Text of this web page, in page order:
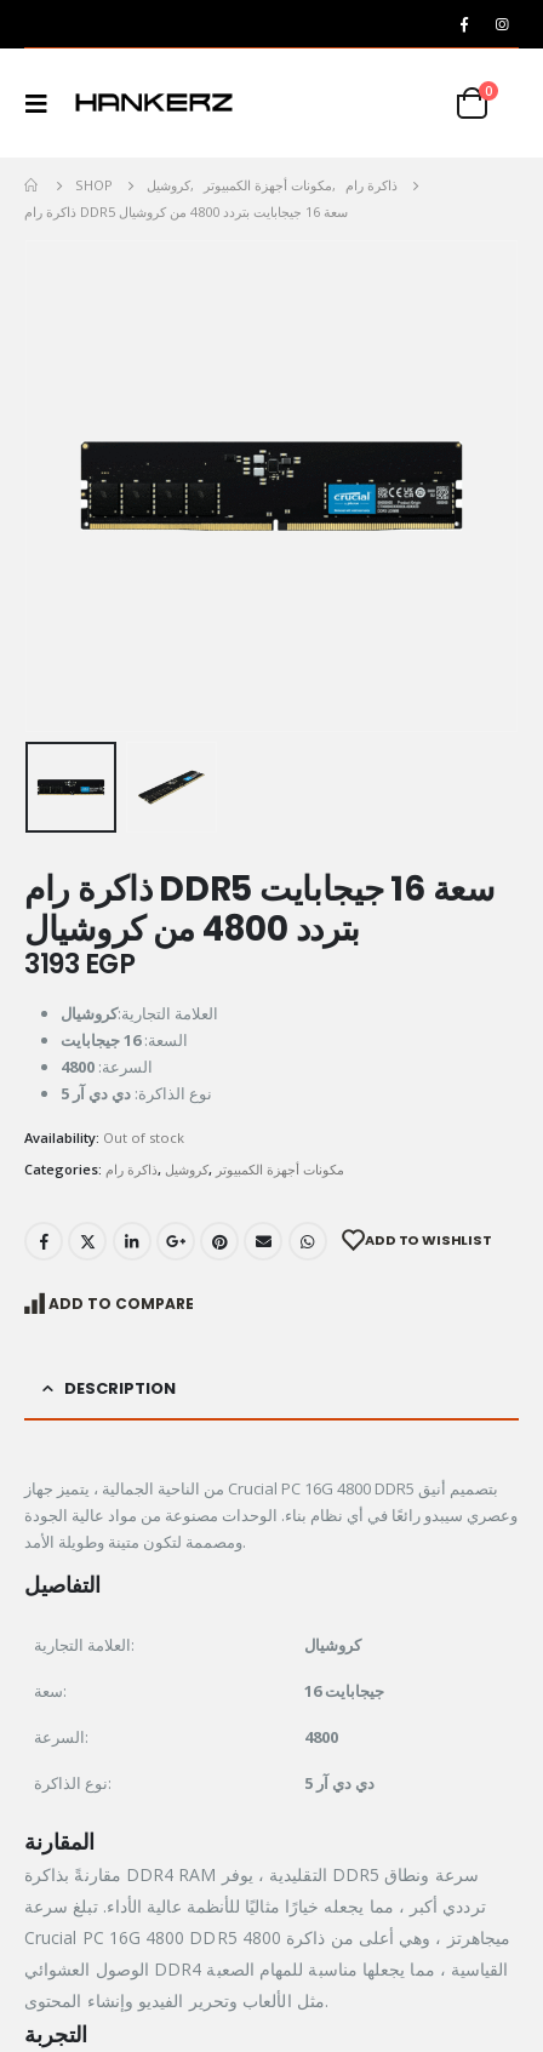
0
SHOP كروشيل, مكونات أجهزة الكمبيوتر,
ذاكرة رام
ذاكرة رام DDR5 سعة 16 جيجابايت بتردد 4800 من كروشيال
ذاكرة رام DDR5 سعة 16 جيجابايت
بتردد 4800 من كروشيال
3193 EGP
العلامة التجارية:كروشيال
السعة:16 جيجابايت
السرعة:4800
نوع الذاكرة: دي دي آر 5
Availability: Out of stock
Categories: ذاكرة رام, كروشيل, مكونات أجهزة الكمبيوتر
ADD TO WISHLIST
ADD TO COMPARE
DESCRIPTION
من الناحية الجمالية ، يتميز جهاز Crucial PC 16G 4800 DDR5 بتصميم أنيق
وعصري سيبدو رائعًا في أي نظام بناء. الوحدات مصنوعة من مواد عالية الجودة
ومصممة لتكون متينة وطويلة الأمد.
التفاصيل
العلامة التجارية: كروشيال
سعة: 16 جيجابايت
السرعة: 4800
نوع الذاكرة: دي دي آر 5
المقارنة
مقارنةً بذاكرة DDR4 RAM التقليدية ، يوفر DDR5 سرعة ونطاق
ترددي أكبر ، مما يجعله خيارًا مثاليًا للأنظمة عالية الأداء. تبلغ سرعة
Crucial PC 16G 4800 DDR5 4800 ميجاهرتز ، وهي أعلى من ذاكرة
الوصول العشوائي DDR4 القياسية ، مما يجعلها مناسبة للمهام الصعبة
مثل الألعاب وتحرير الفيديو وإنشاء المحتوى.
التجربة